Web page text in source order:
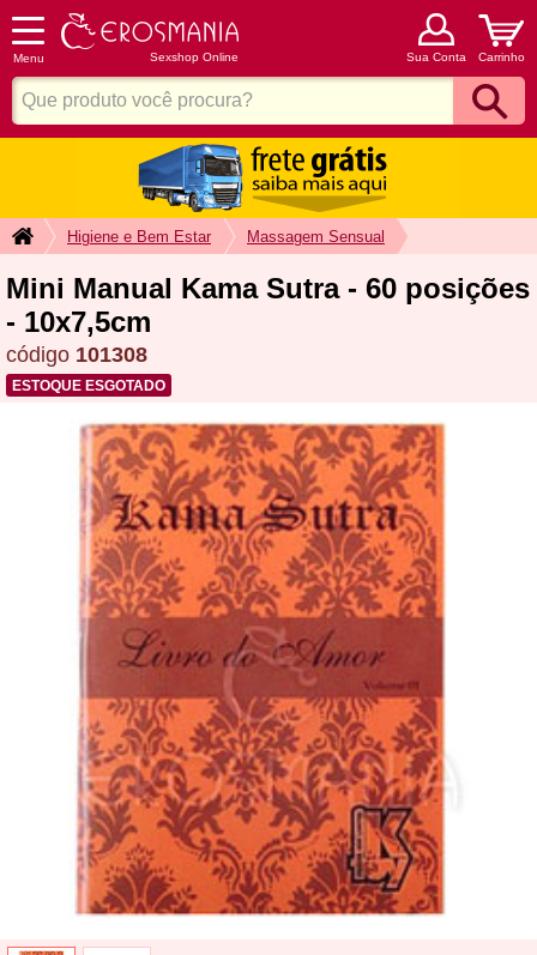
Menu Sexshop Online Sua Conta Carrinho
Higiene e Bem Estar Massagem Sensual
Mini Manual Kama Sutra - 60 posições
- 10x7,5cm
código 101308
ESTOQUE ESGOTADO